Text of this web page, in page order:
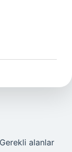
Gerekli alanlar